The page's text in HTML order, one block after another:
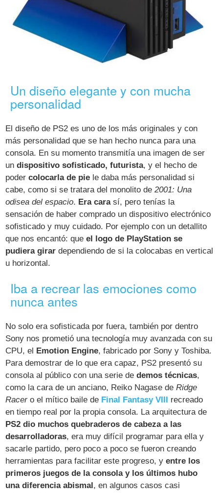
Un diseño elegante y con mucha
personalidad
El diseño de PS2 es uno de los más originales y con
más personalidad que se han hecho nunca para una
consola. En su momento transmitía una imagen de ser
undispositivo sofisticado, futurista, y el hecho de
podercolocarla de pie le daba más personalidad si
cabe, como si se tratara del monolito de2001: Una
odisea del espacio. Era carasí, pero tenías la
sensación de haber comprado un dispositivo electrónico
sofisticado y muy cuidado. Por ejemplo con un detallito
que nos encantó: queel logo de PlayStation se
pudiera girar dependiendo de si la colocabas en vertical
u horizontal.
Iba a recrear las emociones como
nunca antes
No solo era sofisticada por fuera, también por dentro
Sony nos prometió una tecnología muy avanzada con su
CPU, el
Emotion Engine, fabricado por Sony y Toshiba.
Para demostrar de lo que era capaz, PS2 presentó su
consola al público con una serie dedemos técnicas,
como la cara de un anciano, Reiko Nagase deRidge
Racero el mítico baile de Final Fantasy VIII
recreado
en tiempo real por la propia consola. La arquitectura de
PS2 dio muchos quebraderos de cabeza a las
desarrolladoras, era muy difícil programar para ella y
sacarle partido, pero poco a poco se fueron creando
herramientas para facilitar este progreso, yentre los
primeros juegos de la consola y los últimos hubo
una diferencia abismal , en algunos casos casi